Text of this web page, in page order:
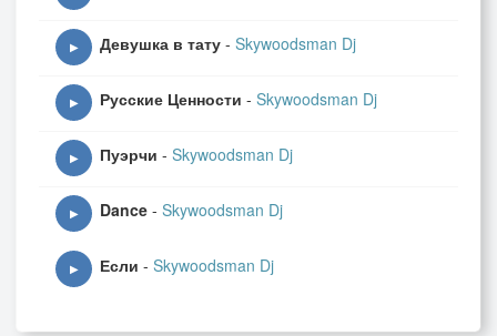
Этот день для цветов,
Ты достаёшь,
▶ Девушка в тату - Skywoodsman Dj
▶ Русские Ценности - Skywoodsman Dj
▶ Пуэрчи - Skywoodsman Dj
▶ Dance - Skywoodsman Dj
▶ Если - Skywoodsman Dj